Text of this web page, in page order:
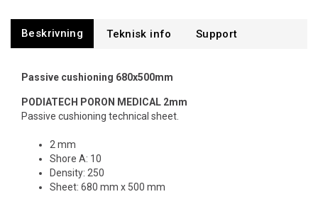
Beskrivning Support
Passive cushioning 680x500mm
PODIATECH PORON MEDICAL 2mm
Passive cushioning technical sheet.
2 mm
Shore A: 10
Density: 250
Sheet: 680 mm x 500 mm